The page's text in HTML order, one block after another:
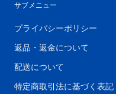
サブメニュー
プライバシーポリシー
返品・返金について
配送について
特定商取引法に基づく表記